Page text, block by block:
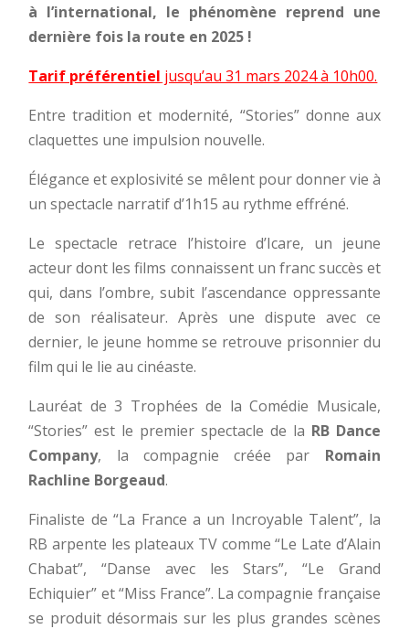
à l’international, le phénomène reprend une
dernière fois la route en 2025 !
Tarif préférentiel jusqu’au 31 mars 2024 à 10h00.
Entre tradition et modernité, “Stories” donne aux
claquettes une impulsion nouvelle.
Élégance et explosivité se mêlent pour donner vie à
un spectacle narratif d’1h15 au rythme effréné.
Le spectacle retrace l’histoire d’Icare, un jeune
acteur dont les films connaissent un franc succès et
qui, dans l’ombre, subit l’ascendance oppressante
de son réalisateur. Après une dispute avec ce
dernier, le jeune homme se retrouve prisonnier du
film qui le lie au cinéaste.
Lauréat de 3 Trophées de la Comédie Musicale,
“Stories” est le premier spectacle de la RB Dance
Company, la compagnie créée par Romain
Rachline Borgeaud.
Finaliste de “La France a un Incroyable Talent”, la
RB arpente les plateaux TV comme “Le Late d’Alain
Chabat”, “Danse avec les Stars”, “Le Grand
Echiquier” et “Miss France”. La compagnie française
se produit désormais sur les plus grandes scènes